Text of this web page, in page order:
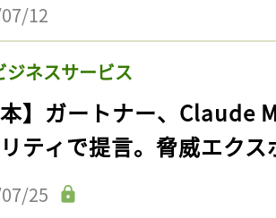
12
ジネスサービス
本】ガートナー、Claude
ティで提言。脅威エク
25